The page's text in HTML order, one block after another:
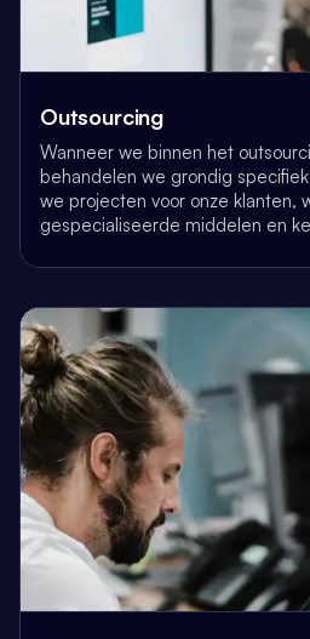
Outsourcing
Wanneer we binnen het
behandelen we grondig
we projecten voor onze klanten,
gespecialiseerde middelen en